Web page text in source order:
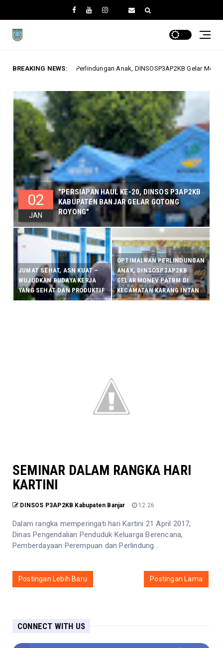
BREAKING NEWS:
Anak, DINSOSP3AP2KB Gelar Monev PATBM di Kecamatan
"PERSIAPAN HAUL KE-20, DINSOS P3AP2KB
KABUPATEN BANJAR GELAR GOTONG
ROYONG"
02
JAN
JUMAT SEHAT, ASN KUAT –
WUJUDKAN BUDAYA KERJA
YANG SEHAT DAN PRODUKTIF
OPTIMALKAN PERLINDUNGAN
ANAK, DINSOSP3AP2KB
GELAR MONEV PATBM DI
KECAMATAN KARANG INTAN
SEMINAR DALAM RANGKA HARI
KARTINI
DINSOS P3AP2KB Kabupaten Banjar 12.26
Dalam rangka memperingati hari Kartini 21 April 2017,
Dinas Pengendalian Penduduk Keluarga Berencana,
Pemberdayaan Perempuan dan Perlindung...
Postingan Lebih Baru Postingan Lama
CONNECT WITH US